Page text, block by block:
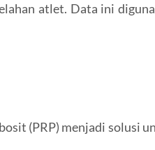
atlet. Data ini
(PRP) menjadi solusi